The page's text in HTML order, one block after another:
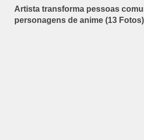
Artista transforma pessoas
personagens de anime (13 Fotos)